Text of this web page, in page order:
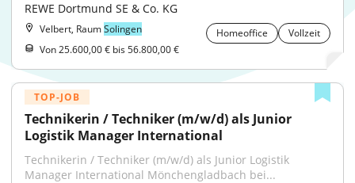
REWE Dortmund SE & Co. KG
Velbert, RaumSolingen Homeoffice
Vollzeit
Von 25.600,00 € bis 56.800,00 €
TOP-JOB
Technikerin / Techniker (m/w/d) als Junior
Logistik Manager International
Technikerin / Techniker (m/w/d) als Junior Logistik
Manager International Mönchengladbach bei...